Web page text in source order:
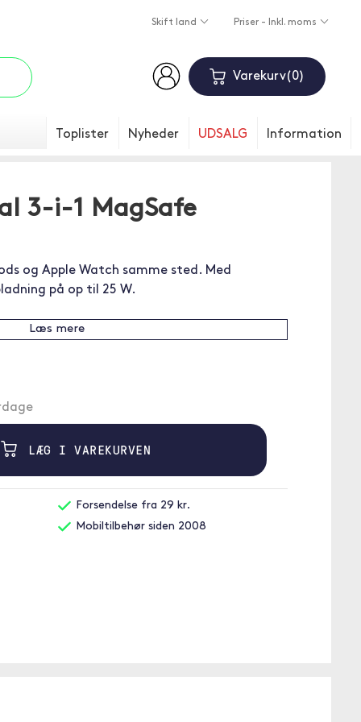
Skift land Priser - Inkl. moms
Varekurv 0
Toplister Nyheder UDSALG Information
3-i-1 MagSafe
og Apple Watch samme sted. Med
på op til 25 W.
Læs mere
LÆG I VAREKURVEN
Forsendelse fra 29 kr.
Mobiltilbehør siden 2008